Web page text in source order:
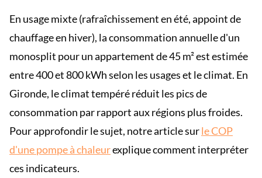
En usage mixte (rafraîchissement en été, appoint de
chauffage en hiver), la consommation annuelle d'un
monosplit pour un appartement de 45 m² est estimée
entre 400 et 800 kWh selon les usages et le climat. En
Gironde, le climat tempéré réduit les pics de
consommation par rapport aux régions plus froides.
Pour approfondir le sujet, notre article surle COP
d'une pompe à chaleurexplique comment interpréter
ces indicateurs.